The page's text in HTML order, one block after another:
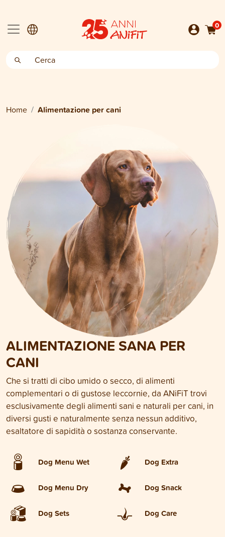
0
Home Alimentazione per cani
ALIMENTAZIONE SANA PER
CANI
Che si tratti di cibo umido o secco, di alimenti
complementari o di gustose leccornie, da ANiFiT trovi
esclusivamente degli alimenti sani e naturali per cani, in
diversi gusti e naturalmente senza nessun additivo,
esaltatore di sapidità o sostanza conservante.
Dog Menu Wet
Dog Menu Dry
Dog Sets
Dog Extra
Dog Snack
Dog Care